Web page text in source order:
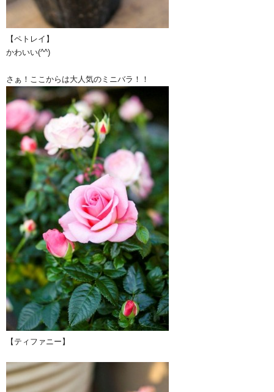
【ペトレイ】
かわいい(^^)
さぁ！ここからは大人気のミニバラ！！
【ティファニー】